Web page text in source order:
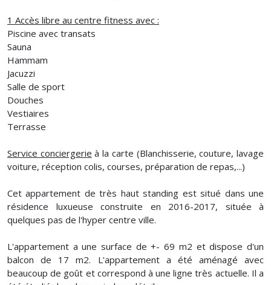
1 Accès libre au centre fitness avec :
Piscine avec transats
Sauna
Hammam
Jacuzzi
Salle de sport
Douches
Vestiaires
Terrasse
Service conciergerie à la carte (Blanchisserie, couture, lavage
voiture, réception colis, courses, préparation de repas,...)
Cet appartement de très haut standing est situé dans une
résidence luxueuse construite en 2016-2017, située à
quelques pas de l'hyper centre ville.
L'appartement a une surface de +- 69 m2 et dispose d'un
balcon de 17 m2. L'appartement a été aménagé avec
beaucoup de goût et correspond à une ligne très actuelle. Il a